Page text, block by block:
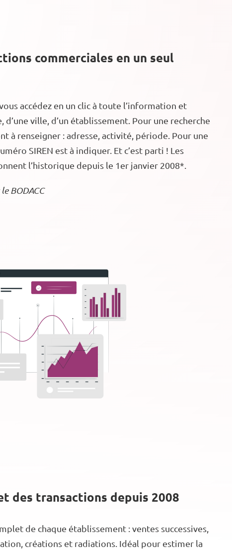
commerciales en un seul
accédez en un clic à toute l’information et
d’une ville, d’un établissement. Pour une recherche
à renseigner : adresse, activité, période. Pour une
SIREN est à indiquer. Et c’est parti ! Les
l’historique depuis le 1er janvier 2008*.
BODACC
des transactions depuis 2008
de chaque établissement : ventes successives,
créations et radiations. Idéal pour estimer la